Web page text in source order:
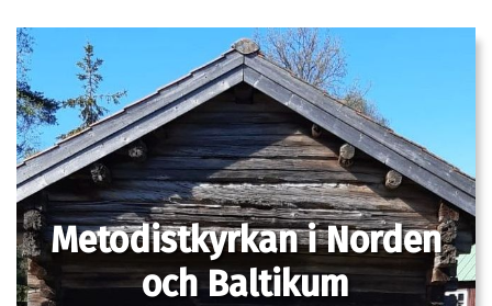
Metodistkyrkan i Norden
och Baltikum